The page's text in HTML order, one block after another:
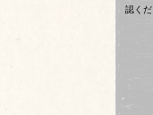
認くだ